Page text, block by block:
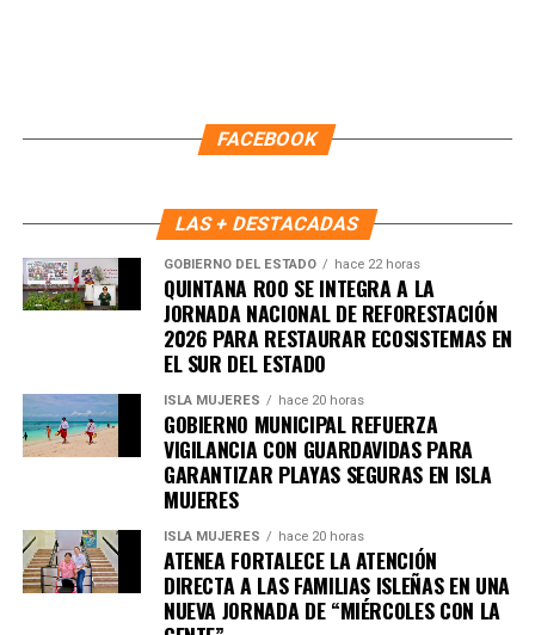
Recibe las noticias al instante
Únete al canal oficial de WhatsApp de
Quinto Podery recibe las noticias más
FACEBOOK
LAS + DESTACADAS
GOBIERNO DEL ESTADO hace 22 horas
QUINTANA ROO SE INTEGRA A LA
JORNADA NACIONAL DE REFORESTACIÓN
2026 PARA RESTAURAR ECOSISTEMAS EN
EL SUR DEL ESTADO
ISLA MUJERES hace 20 horas
GOBIERNO MUNICIPAL REFUERZA
VIGILANCIA CON GUARDAVIDAS PARA
GARANTIZAR PLAYAS SEGURAS EN ISLA
MUJERES
ISLA MUJERES hace 20 horas
ATENEA FORTALECE LA ATENCIÓN
DIRECTA A LAS FAMILIAS ISLEÑAS EN UNA
NUEVA JORNADA DE “MIÉRCOLES CON LA